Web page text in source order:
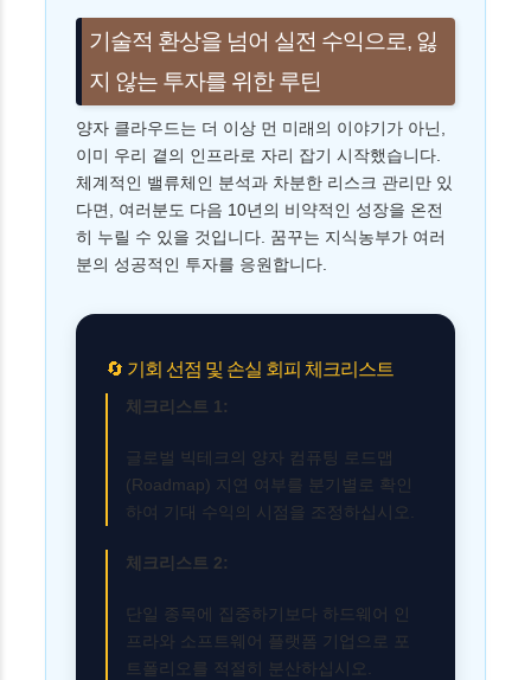
기술적 환상을 넘어 실전 수익으로, 잃
지 않는 투자를 위한 루틴
양자 클라우드는 더 이상 먼 미래의 이야기가 아닌,
이미 우리 곁의 인프라로 자리 잡기 시작했습니다.
체계적인 밸류체인 분석과 차분한 리스크 관리만 있
다면, 여러분도 다음 10년의 비약적인 성장을 온전
히 누릴 수 있을 것입니다. 꿈꾸는 지식농부가 여러
분의 성공적인 투자를 응원합니다.
🔄 기회 선점 및 손실 회피 체크리스트
체크리스트 1:
글로벌 빅테크의 양자 컴퓨팅 로드맵
(Roadmap) 지연 여부를 분기별로 확인
하여 기대 수익의 시점을 조정하십시오.
체크리스트 2:
단일 종목에 집중하기보다 하드웨어 인
프라와 소프트웨어 플랫폼 기업으로 포
트폴리오를 적절히 분산하십시오.